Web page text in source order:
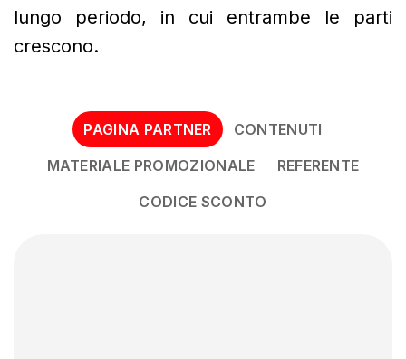
lungo periodo, in cui entrambe le parti
crescono.
PAGINA PARTNER
CONTENUTI
MATERIALE PROMOZIONALE
REFERENTE
CODICE SCONTO